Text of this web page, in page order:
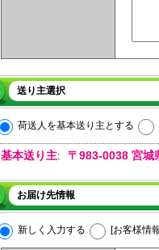
送り主選択
荷送人を基本送り主とする
基本送り主: 〒983-0038 宮城
お届け先情報
新しく入力する [お客様情